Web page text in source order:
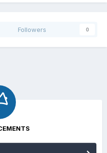
Followers 0